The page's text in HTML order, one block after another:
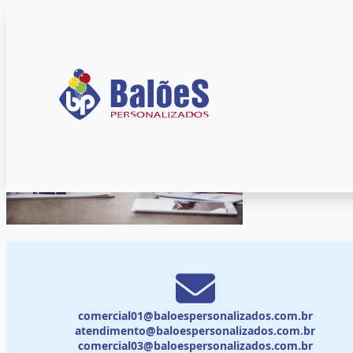
comercial01@baloespersonalizados.com.br
atendimento@baloespersonalizados.com.br
comercial03@baloespersonalizados.com.br